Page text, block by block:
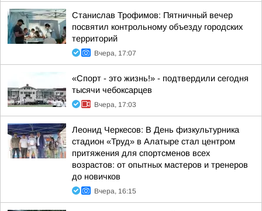
Станислав Трофимов: Пятничный вечер
посвятил контрольному объезду городских
территорий
Вчера, 17:07
«Спорт - это жизнь!» - подтвердили сегодня
тысячи чебоксарцев
Вчера, 17:03
Леонид Черкесов: В День физкультурника
стадион «Труд» в Алатыре стал центром
притяжения для спортсменов всех
возрастов: от опытных мастеров и тренеров
до новичков
Вчера, 16:15